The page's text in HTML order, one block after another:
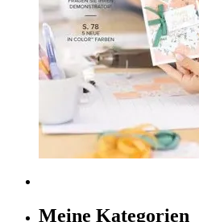
Meine Kategorien